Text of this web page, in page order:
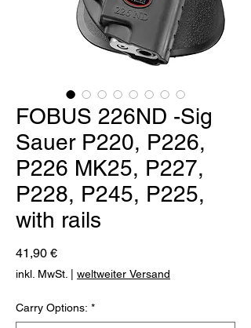
FOBUS 226ND -Sig
Sauer P220, P226,
P226 MK25, P227,
P228, P245, P225,
with rails
41,90 €Preis
inkl. MwSt. weltweiter Versand
Carry Options: *